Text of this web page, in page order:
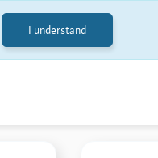
I understand